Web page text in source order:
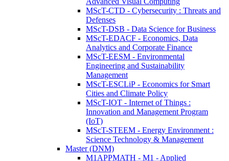
MScT-CTD - Cybersecurity : Threats and
Defenses
MScT-DSB - Data Science for Business
MScT-EDACF - Economics, Data
Analytics and Corporate Finance
MScT-EESM - Environmental
Engineering and Sustainability
Management
MScT-ESCLiP - Economics for Smart
Cities and Climate Policy
MScT-IOT - Internet of Things :
Innovation and Management Program
(IoT)
MScT-STEEM - Energy Environment :
Science Technology & Management
Master (DNM)
M1APPMATH - M1 - Applied